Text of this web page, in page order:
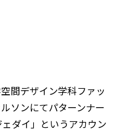
間デザイン学科ファッ
ソンにてパターンナー
ダイ」というアカウン